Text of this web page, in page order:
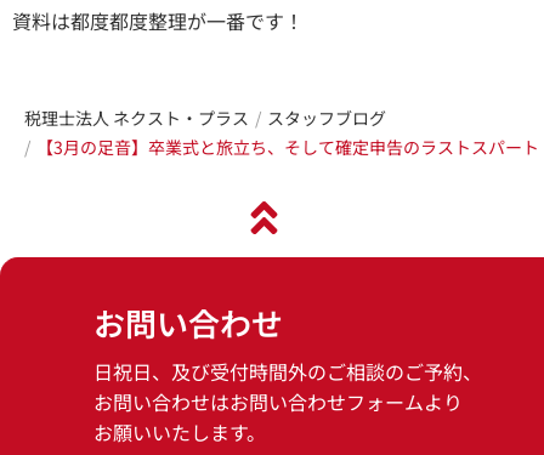
資料は都度都度整理が一番です！
税理士法人 ネクスト・プラス
スタッフブログ
【3月の足音】卒業式と旅立ち、そして確定申告のラストスパート
お問い合わせ
日祝日、及び受付時間外のご相談のご予約、
お問い合わせはお問い合わせフォームより
お願いいたします。